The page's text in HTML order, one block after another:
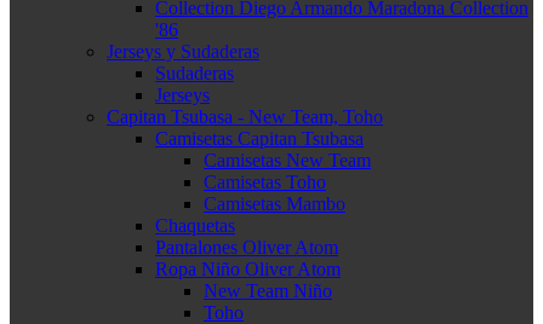
Collection Diego Armando Maradona Collection
'86
Jerseys y Sudaderas
Sudaderas
Jerseys
Capitan Tsubasa - New Team, Toho
Camisetas Capitan Tsubasa
Camisetas New Team
Camisetas Toho
Camisetas Mambo
Chaquetas
Pantalones Oliver Atom
Ropa Niño Oliver Atom
New Team Niño
Toho